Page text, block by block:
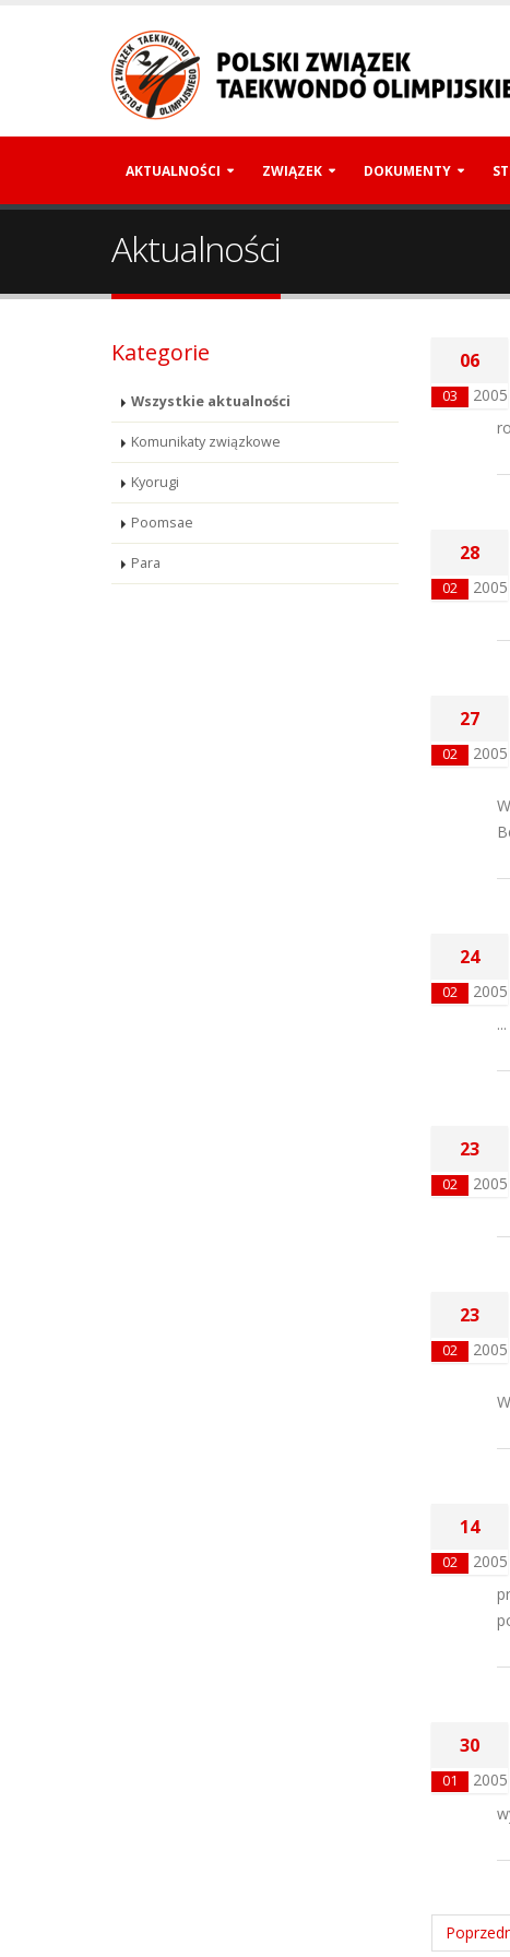
AKTUALNOŚCI ZWIĄZEK DOKUMENTY
Aktualności
Kategorie
Wszystkie aktualności
Komunikaty związkowe
Kyorugi
Poomsae
Para
06
03 2005
28
02 2005
27
02 2005
24
02 2005
...
23
02 2005
23
02 2005
14
02 2005
30
01 2005